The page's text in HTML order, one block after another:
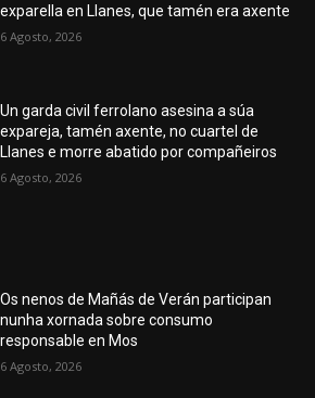
exparella en Llanes, que tamén era axente
6 Agosto, 2026
Un garda civil ferrolano asesina a súa
expareja, tamén axente, no cuartel de
Llanes e morre abatido por compañeiros
6 Agosto, 2026
Os nenos de Mañás de Verán participan
nunha xornada sobre consumo
responsable en Mos
6 Agosto, 2026